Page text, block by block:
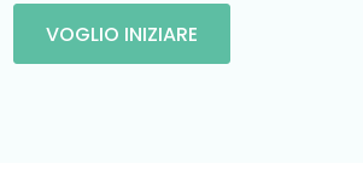
VOGLIO INIZIARE